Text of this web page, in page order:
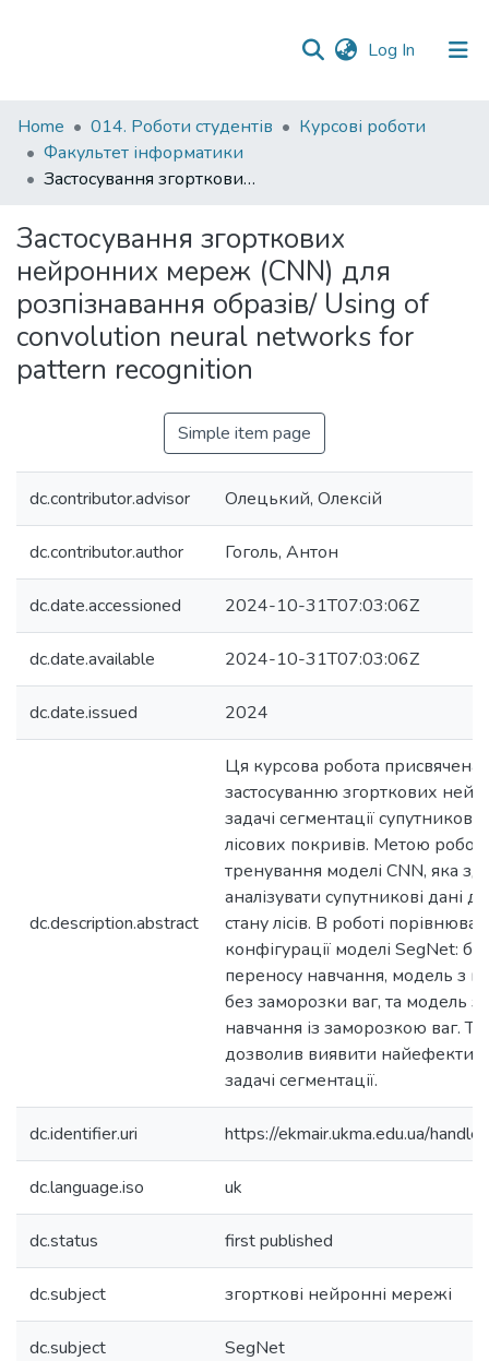
Log In (current)
Communities
&
Collections
Statistics
Home 014. Роботи студентів
Курсові роботи
Факультет інформатики
Застосування згорткових нейронних мереж (CNN) для розпізнавання образів/ Using of convolution neural networks for pattern recognition
Застосування згорткових
нейронних мереж (CNN) для
розпізнавання образів/ Using of
convolution neural networks for
pattern recognition
Simple item page
dc.contributor.advisor Олецький, Олексій
dc.contributor.author Гоголь, Антон
dc.date.accessioned 2024-10-31T07:03:06Z
dc.date.available 2024-10-31T07:03:06Z
dc.date.issued 2024
dc.description.abstract
Ця курсова робота присвячена
застосуванню згорткових
задачі сегментації
лісових покривів. Метою
тренування моделі CNN, яка
аналізувати супутникові дані
стану лісів. В роботі
конфігурації моделі SegNet:
переносу навчання, модель з
без заморозки ваг, та модель
навчання із заморозкою ваг.
дозволив виявити
задачі сегментації.
dc.identifier.uri https://ekmair.ukma.edu.ua/
dc.language.iso uk
dc.status first published
dc.subject згорткові нейронні мережі
dc.subject SegNet